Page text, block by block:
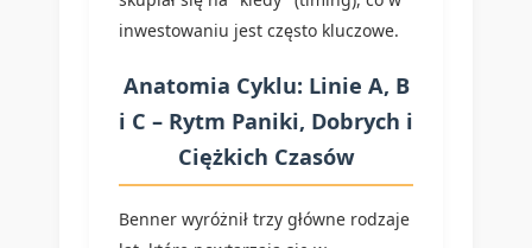
inwestowaniu jest często kluczowe.
Anatomia Cyklu: Linie A, B
i C – Rytm Paniki, Dobrych i
Ciężkich Czasów
Benner wyróżnił trzy główne rodzaje